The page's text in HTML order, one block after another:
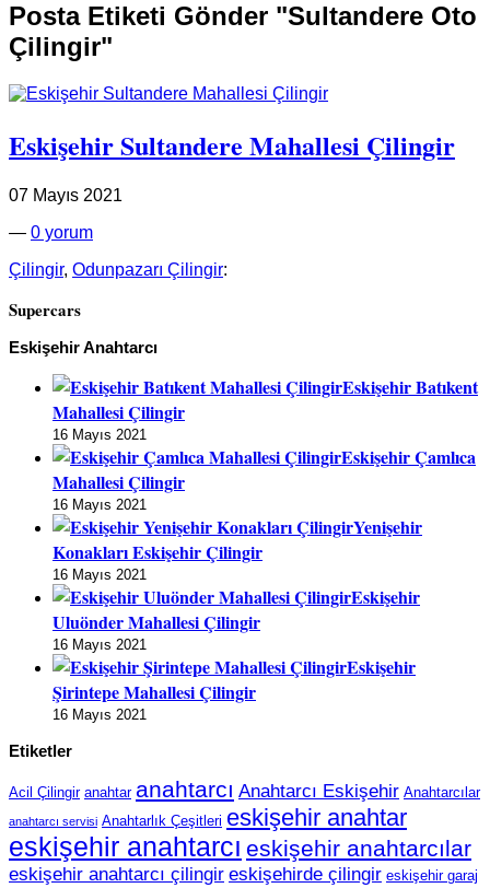
Posta Etiketi Gönder "Sultandere Oto
Çilingir"
Eskişehir Sultandere Mahallesi Çilingir
07 Mayıs 2021
— 0 yorum
Çilingir, Odunpazarı Çilingir:
Supercars
Eskişehir Anahtarcı
Eskişehir Batıkent
Mahallesi Çilingir
16 Mayıs 2021
Eskişehir Çamlıca
Mahallesi Çilingir
16 Mayıs 2021
Yenişehir
Konakları Eskişehir Çilingir
16 Mayıs 2021
Eskişehir
Uluönder Mahallesi Çilingir
16 Mayıs 2021
Eskişehir
Şirintepe Mahallesi Çilingir
16 Mayıs 2021
Etiketler
Acil Çilingir anahtar anahtarcı Anahtarcı Eskişehir Anahtarcılar
anahtarcı servisi Anahtarlık Çeşitleri eskişehir anahtar
eskişehir anahtarcı eskişehir anahtarcılar
eskişehir anahtarcı çilingir eskişehirde çilingir eskişehir garaj